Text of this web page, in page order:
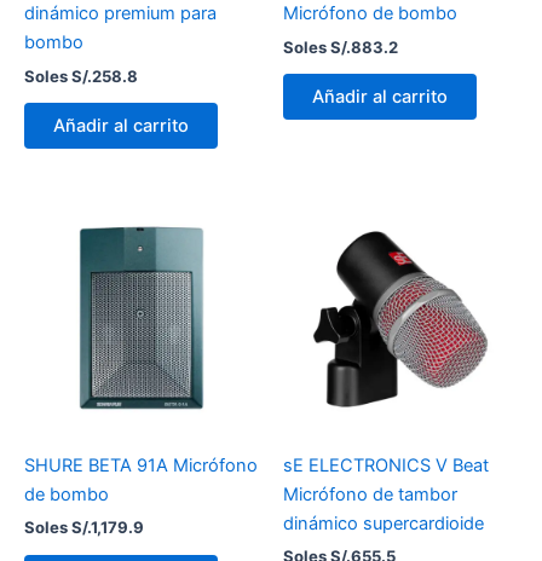
dinámico premium para
bombo
Soles S/.258.8
Añadir al carrito
Micrófono de bombo
Soles S/.883.2
Añadir al carrito
SHURE BETA 91A Micrófono
de bombo
Soles S/.1,179.9
sE ELECTRONICS V Beat
Micrófono de tambor
dinámico supercardioide
Soles S/.655.5